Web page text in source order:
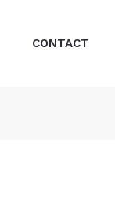
CONTACT